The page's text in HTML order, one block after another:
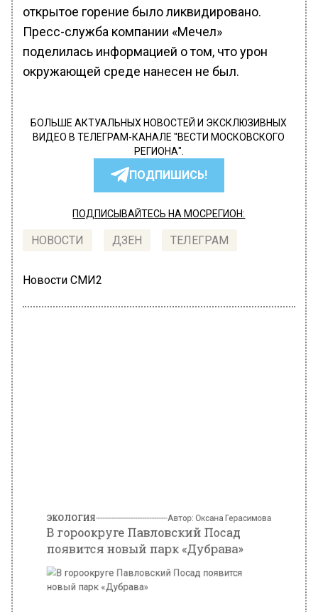
открытое горение было ликвидировано.
Пресс-служба компании «Мечел»
поделилась информацией о том, что урон
окружающей среде нанесен не был.
БОЛЬШЕ АКТУАЛЬНЫХ НОВОСТЕЙ И ЭКСКЛЮЗИВНЫХ
ВИДЕО В ТЕЛЕГРАМ-КАНАЛЕ "ВЕСТИ МОСКОВСКОГО
РЕГИОНА".
ПОДПИШИСЬ!
ПОДПИСЫВАЙТЕСЬ НА МОСРЕГИОН:
НОВОСТИ ДЗЕН ТЕЛЕГРАМ
Новости СМИ2
Фото: Пресс-служба Министерства благоустройства МО